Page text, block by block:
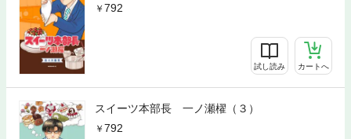
792
試し読み カートへ
スイーツ本部長 一ノ瀬櫂（３）
792